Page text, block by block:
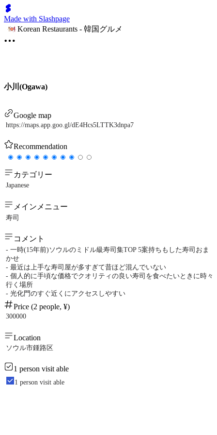
Made with Slashpage
Korean Restaurants - 韓国グルメ
小川(Ogawa)
Google map
https://maps.app.goo.gl/dE4Hcs5LTTK3dnpa7
Recommendation
カテゴリー
Japanese
メインメニュー
寿司
コメント
- 一時(15年前)ソウルのミドル級寿司集TOP 5案持ちもした寿司おま
かせ
- 最近は上手な寿司屋が多すぎて昔ほど混んでいない
- 個人的に手頃な価格でクオリティの良い寿司を食べたいときに時々
行く場所
- 光化門のすぐ近くにアクセスしやすい
Price (2 people, ¥)
300000
Location
ソウル市鍾路区
1 person visit able
1 person visit able